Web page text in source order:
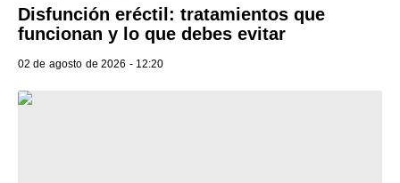
Disfunción eréctil: tratamientos que
funcionan y lo que debes evitar
02 de agosto de 2026 - 12:20